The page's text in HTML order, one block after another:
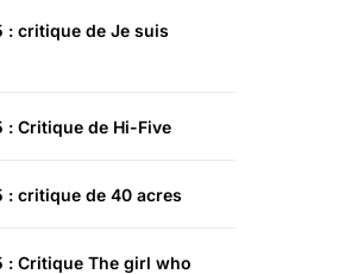
: critique de Je suis
: Critique de Hi-Five
: critique de 40 acres
: Critique The girl who